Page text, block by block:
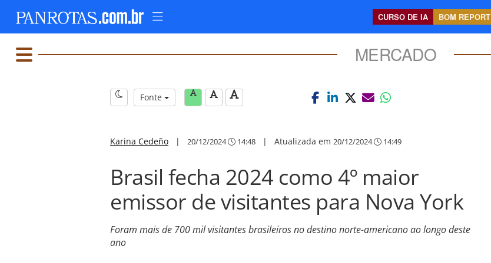
CURSO DE IA BOM REPORT
MERCADO
Fonte
Karina Cedeño | 20/12/2024 14:48 | Atualizada em 20/12/2024 14:49
Brasil fecha 2024 como 4º maior
emissor de visitantes para Nova York
Foram mais de 700 mil visitantes brasileiros no destino norte-americano ao longo deste
ano